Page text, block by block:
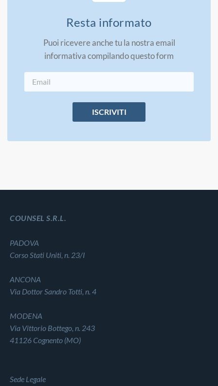
Resta informato
Puoi ricevere anche tu la nostra email
informativa compilando questo form
ISCRIVITI
COUNSEL S.R.L.
PADOVA
Corso Stati Uniti, n. 23/I
ANCONA
Via Dottor Sandro Totti, n. 4
MODENA
Via Vittorio Bottego, n. 243
41126 Cognento (MO)
Sede Legale